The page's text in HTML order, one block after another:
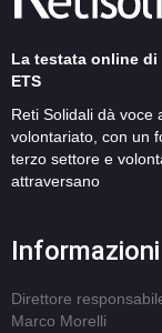
La testata online
ETS
Reti Solidali dà voce
volontariato, con un
terzo settore e
attraversano
Informazioni
Direttore
Marco Morelli